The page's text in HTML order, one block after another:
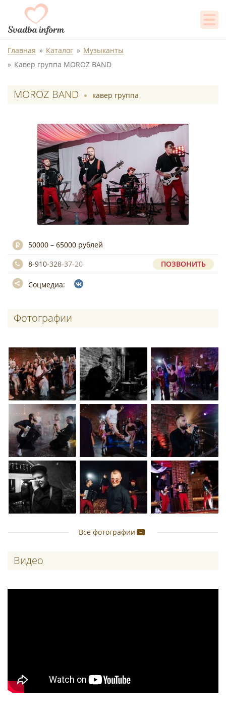
Главная Каталог
Музыканты
Кавер группа MOROZ BAND
MOROZ BAND кавер группа
50000 – 65000 рублей
8-910-328-37-20
ПОЗВОНИТЬ
Соцмедиа:
Фотографии
Все фотографии
Видео